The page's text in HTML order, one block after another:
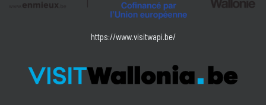
https://www.visitwapi.be/